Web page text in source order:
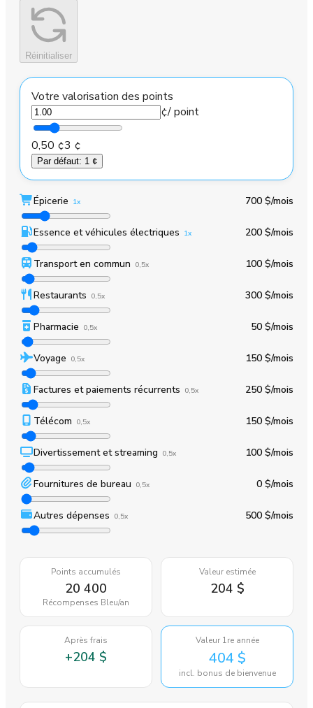
Réinitialiser
Votre valorisation des points
¢/ point
0,50 ¢3 ¢
Par défaut: 1 ¢
Épicerie 1x 700 $/mois
Essence et véhicules électriques 1x 200 $/mois
Transport en commun 0,5x 100 $/mois
Restaurants 0,5x 300 $/mois
Pharmacie 0,5x 50 $/mois
Voyage 0,5x 150 $/mois
Factures et paiements récurrents 0,5x 250 $/mois
Télécom 0,5x 150 $/mois
Divertissement et streaming 0,5x 100 $/mois
Fournitures de bureau 0,5x 0 $/mois
Autres dépenses 0,5x 500 $/mois
Points accumulés
20 400
Récompenses Bleu/an
Valeur estimée
204 $
Après frais
+204 $
Valeur 1re année
404 $
incl. bonus de bienvenue